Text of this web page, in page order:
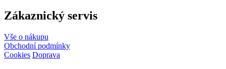
Zákaznický servis
Vše o nákupu
Obchodní podmínky
Cookies Doprava